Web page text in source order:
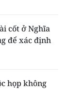
cốt ở Nghĩa
để xác định
họp không